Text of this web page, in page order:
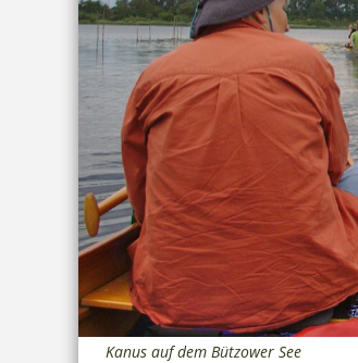
Kanus auf dem Bützower See